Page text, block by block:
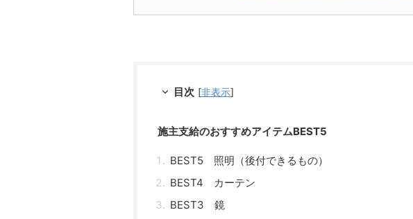
目次 [非表示]
施主支給のおすすめアイテムBEST5
BEST5 照明（後付できるもの）
BEST4 カーテン
BEST3 鏡